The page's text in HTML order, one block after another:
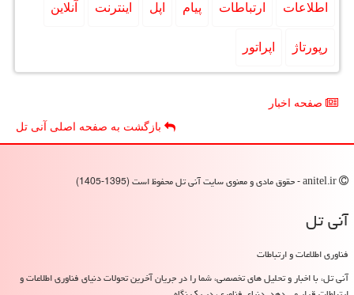
اطلاعات ارتباطات پیام اپل اینترنت آنلاین
رپورتاژ اپراتور
صفحه اخبار
بازگشت به صفحه اصلی آنی تل
آنی تل
فناوری اطلاعات و ارتباطات
آنی تل، با اخبار و تحلیل های تخصصی، شما را در جریان آخرین تحولات دنیای فناوری اطلاعات و